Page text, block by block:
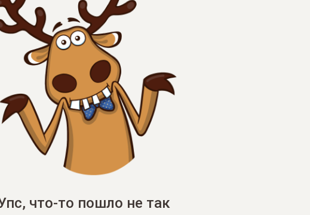
что-то пошло не так